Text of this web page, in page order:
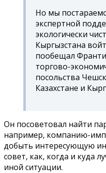
Но мы
экспертной
экологически
Кыргызстана
пообещал
торгово-
посольства
Казахстане и
Он посоветовал найти
например, компанию-
добыть интересующую
совет, как, когда и куда
иной ситуации.